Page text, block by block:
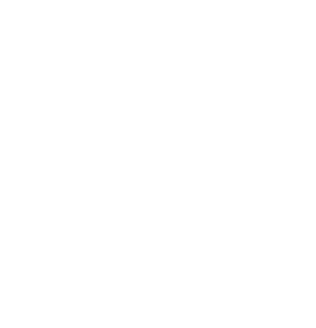
kakvu svijet tek otkriva